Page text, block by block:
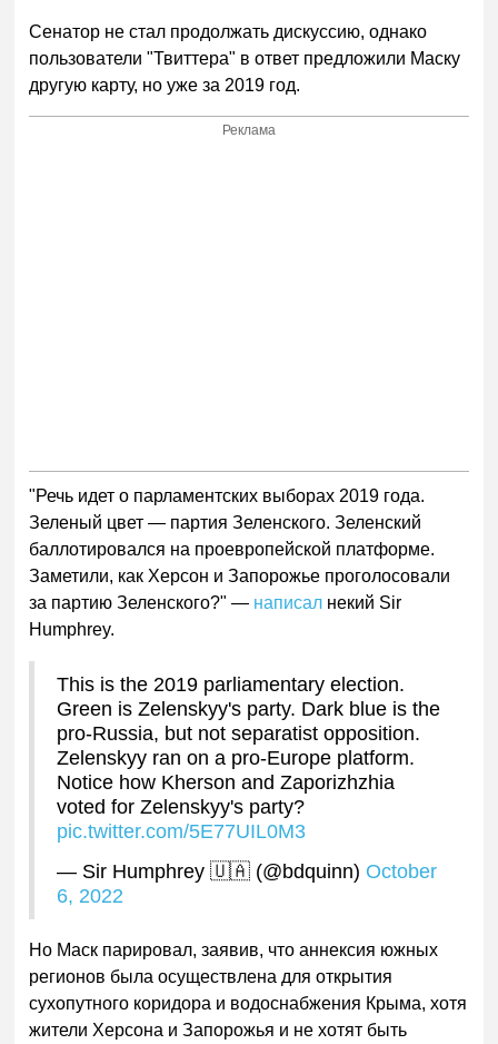
Сенатор не стал продолжать дискуссию, однако
пользователи "Твиттера" в ответ предложили Маску
другую карту, но уже за 2019 год.
Реклама
"Речь идет о парламентских выборах 2019 года.
Зеленый цвет — партия Зеленского. Зеленский
баллотировался на проевропейской платформе.
Заметили, как Херсон и Запорожье проголосовали
за партию Зеленского?" — написал некий Sir
Humphrey.
This is the 2019 parliamentary election.
Green is Zelenskyy's party. Dark blue is the
pro-Russia, but not separatist opposition.
Zelenskyy ran on a pro-Europe platform.
Notice how Kherson and Zaporizhzhia
voted for Zelenskyy's party?
pic.twitter.com/5E77UIL0M3
— Sir Humphrey 🇺🇦 (@bdquinn) October
6, 2022
Но Маск парировал, заявив, что аннексия южных
регионов была осуществлена для открытия
сухопутного коридора и водоснабжения Крыма, хотя
жители Херсона и Запорожья и не хотят быть